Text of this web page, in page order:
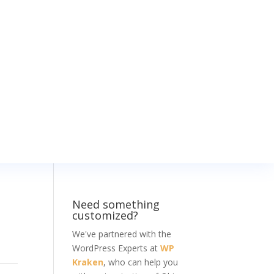
Need something
customized?
We've partnered with the
WordPress Experts at WP
Kraken, who can help you